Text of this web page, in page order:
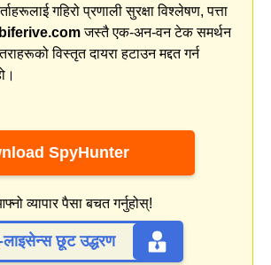
गहिरो प्रणाली सुरक्षा विश्लेषण, पत्ता
जस्तै एक-अन-वन टेक समर्थन
विस्तृत दायरा हटाउन मद्दत गर्न
SpyHunter
व्यापार पैसा बचत गर्नुहोस्!
छूट उद्धरण